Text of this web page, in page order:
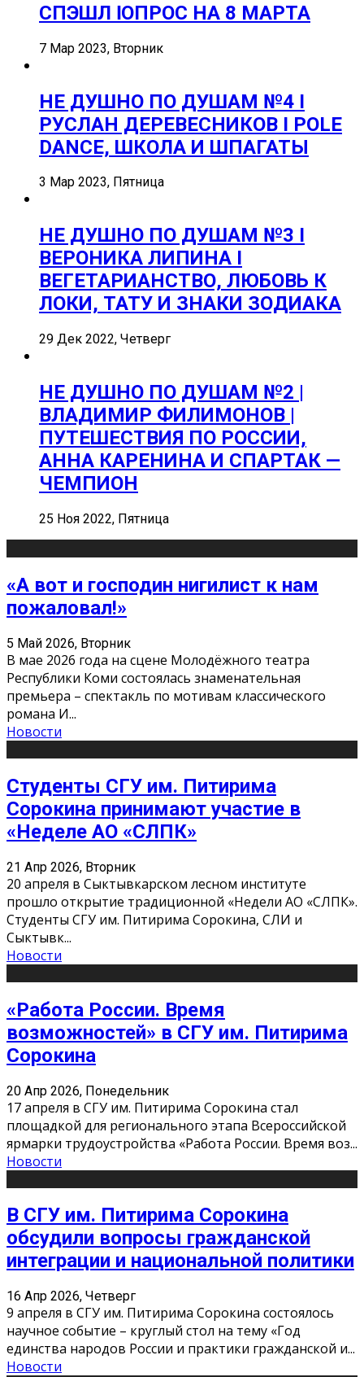
СПЭШЛ ӏ ОПРОС НА 8 МАРТА
7 Мар 2023, Вторник
НЕ ДУШНО ПО ДУШАМ №4 I
РУСЛАН ДЕРЕВЕСНИКОВ I POLE
DANCE, ШКОЛА И ШПАГАТЫ
3 Мар 2023, Пятница
НЕ ДУШНО ПО ДУШАМ №3 I
ВЕРОНИКА ЛИПИНА I
ВЕГЕТАРИАНСТВО, ЛЮБОВЬ К
ЛОКИ, ТАТУ И ЗНАКИ ЗОДИАКА
29 Дек 2022, Четверг
НЕ ДУШНО ПО ДУШАМ №2 |
ВЛАДИМИР ФИЛИМОНОВ |
ПУТЕШЕСТВИЯ ПО РОССИИ,
АННА КАРЕНИНА И СПАРТАК —
ЧЕМПИОН
25 Ноя 2022, Пятница
«А вот и господин нигилист к нам
пожаловал!»
5 Май 2026, Вторник
В мае 2026 года на сцене Молодёжного театра
Республики Коми состоялась знаменательная
премьера – спектакль по мотивам классического
романа И...
Новости
Студенты СГУ им. Питирима
Сорокина принимают участие в
«Неделе АО «СЛПК»
21 Апр 2026, Вторник
20 апреля в Сыктывкарском лесном институте
прошло открытие традиционной «Недели АО «СЛПК».
Студенты СГУ им. Питирима Сорокина, СЛИ и
Сыктывк...
Новости
«Работа России. Время
возможностей» в СГУ им. Питирима
Сорокина
20 Апр 2026, Понедельник
17 апреля в СГУ им. Питирима Сорокина стал
площадкой для регионального этапа Всероссийской
ярмарки трудоустройства «Работа России. Время воз...
Новости
В СГУ им. Питирима Сорокина
обсудили вопросы гражданской
интеграции и национальной политики
16 Апр 2026, Четверг
9 апреля в СГУ им. Питирима Сорокина состоялось
научное событие – круглый стол на тему «Год
единства народов России и практики гражданской и...
Новости